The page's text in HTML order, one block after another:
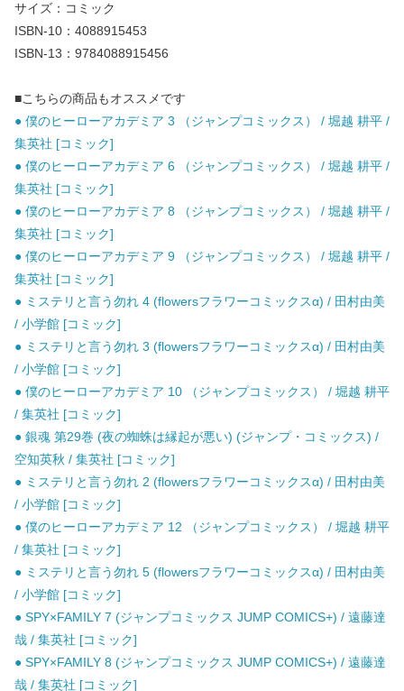
サイズ：コミック
ISBN-10：4088915453
ISBN-13：9784088915456
■こちらの商品もオススメです
● 僕のヒーローアカデミア 3 （ジャンプコミックス） / 堀越 耕平 /
集英社 [コミック]
● 僕のヒーローアカデミア 6 （ジャンプコミックス） / 堀越 耕平 /
集英社 [コミック]
● 僕のヒーローアカデミア 8 （ジャンプコミックス） / 堀越 耕平 /
集英社 [コミック]
● 僕のヒーローアカデミア 9 （ジャンプコミックス） / 堀越 耕平 /
集英社 [コミック]
● ミステリと言う勿れ 4 (flowersフラワーコミックスα) / 田村由美
/ 小学館 [コミック]
● ミステリと言う勿れ 3 (flowersフラワーコミックスα) / 田村由美
/ 小学館 [コミック]
● 僕のヒーローアカデミア 10 （ジャンプコミックス） / 堀越 耕平
/ 集英社 [コミック]
● 銀魂 第29巻 (夜の蜘蛛は縁起が悪い) (ジャンプ・コミックス) /
空知英秋 / 集英社 [コミック]
● ミステリと言う勿れ 2 (flowersフラワーコミックスα) / 田村由美
/ 小学館 [コミック]
● 僕のヒーローアカデミア 12 （ジャンプコミックス） / 堀越 耕平
/ 集英社 [コミック]
● ミステリと言う勿れ 5 (flowersフラワーコミックスα) / 田村由美
/ 小学館 [コミック]
● SPY×FAMILY 7 (ジャンプコミックス JUMP COMICS+) / 遠藤達
哉 / 集英社 [コミック]
● SPY×FAMILY 8 (ジャンプコミックス JUMP COMICS+) / 遠藤達
哉 / 集英社 [コミック]